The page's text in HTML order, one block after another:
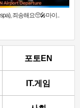
죄송해요🥺🎤마이..
포토EN
IT.게임